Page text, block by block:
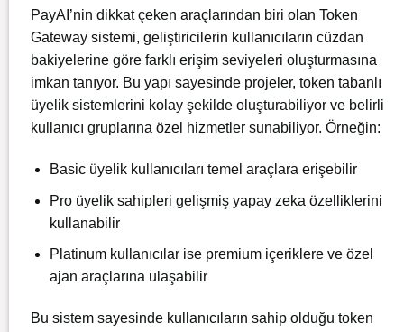
PayAI’nin dikkat çeken araçlarından biri olan Token
Gateway sistemi, geliştiricilerin kullanıcıların cüzdan
bakiyelerine göre farklı erişim seviyeleri oluşturmasına
imkan tanıyor. Bu yapı sayesinde projeler, token tabanlı
üyelik sistemlerini kolay şekilde oluşturabiliyor ve belirli
kullanıcı gruplarına özel hizmetler sunabiliyor. Örneğin:
Basic üyelik kullanıcıları temel araçlara erişebilir
Pro üyelik sahipleri gelişmiş yapay zeka özelliklerini
kullanabilir
Platinum kullanıcılar ise premium içeriklere ve özel
ajan araçlarına ulaşabilir
Bu sistem sayesinde kullanıcıların sahip olduğu token